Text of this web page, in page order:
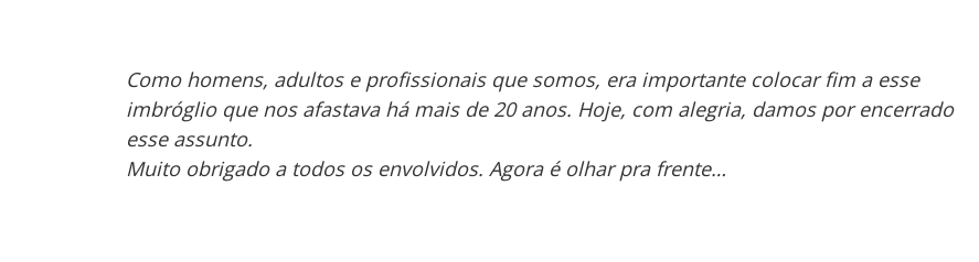
Como homens, adultos e profissionais que somos, era importante colocar fim a esse
imbróglio que nos afastava há mais de 20 anos. Hoje, com alegria, damos por encerrado
esse assunto.
Muito obrigado a todos os envolvidos. Agora é olhar pra frente…